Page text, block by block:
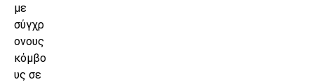
με
σύγχρ
ονους
κόμβο
υς σε